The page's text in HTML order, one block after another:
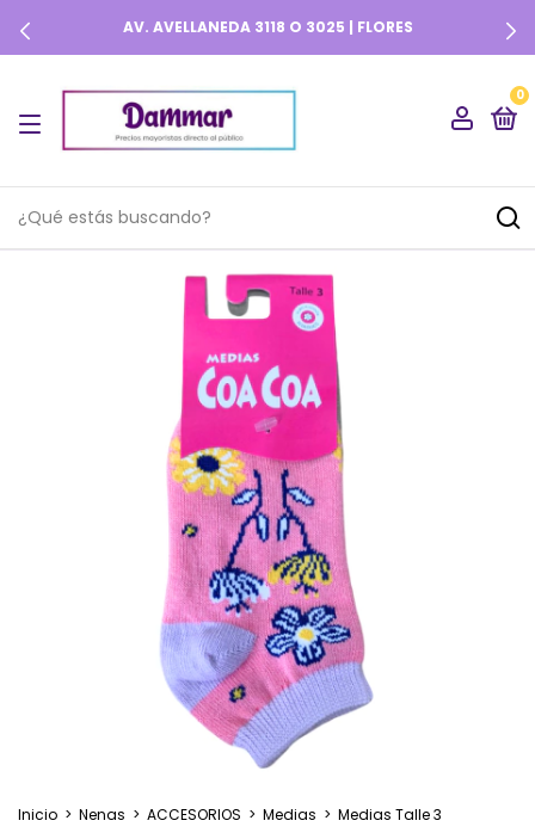
AV. AVELLANEDA 3118 O 3025 | FLORES
0
Inicio > Nenas > ACCESORIOS > Medias > Medias Talle 3